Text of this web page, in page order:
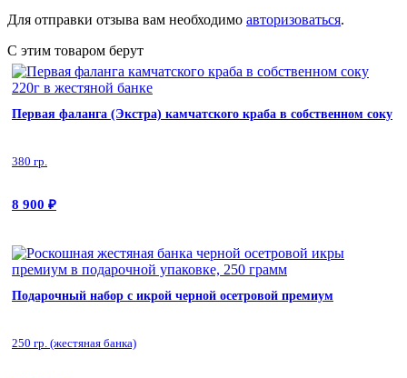
Для отправки отзыва вам необходимо авторизоваться.
С этим товаром берут
Первая фаланга (Экстра) камчатского краба в собственном соку
380 гр.
8 900 ₽
Подарочный набор с икрой черной осетровой премиум
250 гр. (жестяная банка)